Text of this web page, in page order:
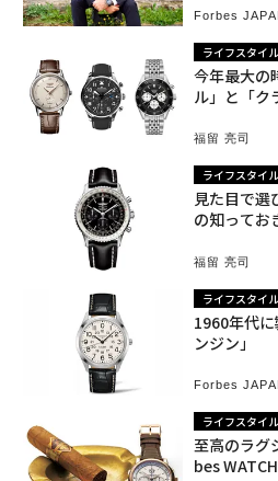
Forbes
ライフスタイル
今年最大の
ル」と「ク
福留 亮司
ライフスタイル
見た目で選
の知ってお
福留 亮司
ライフスタイル
1960年代
ンジン」
Forbes
ライフスタイル
至高のラグ
bes